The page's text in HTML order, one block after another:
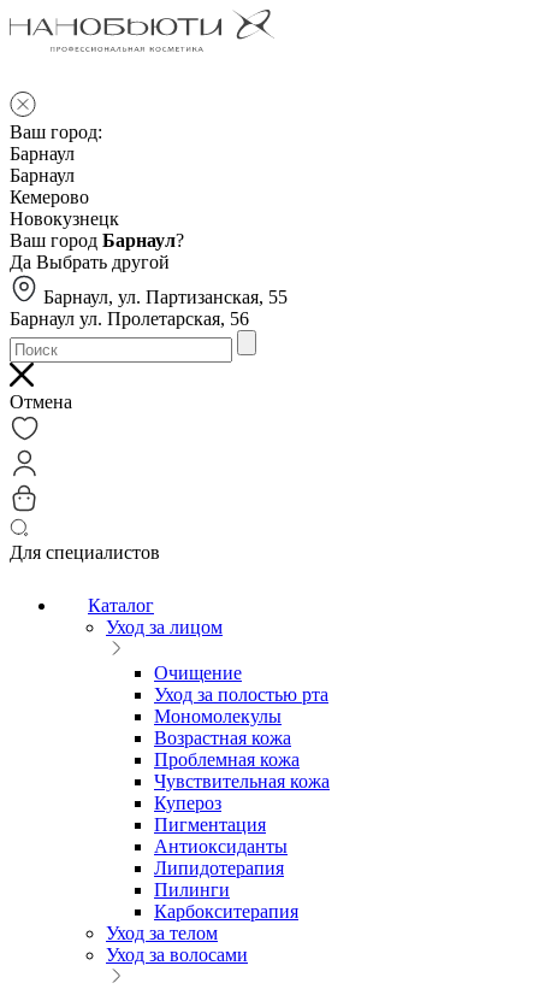
Ваш город:
Барнаул
Барнаул
Кемерово
Новокузнецк
Ваш город Барнаул?
Да Выбрать другой
Барнаул, ул. Партизанская, 55
Барнаул ул. Пролетарская, 56
Отмена
Для специалистов
Каталог
Уход за лицом
Очищение
Уход за полостью рта
Мономолекулы
Возрастная кожа
Проблемная кожа
Чувствительная кожа
Купероз
Пигментация
Антиоксиданты
Липидотерапия
Пилинги
Карбокситерапия
Уход за телом
Уход за волосами